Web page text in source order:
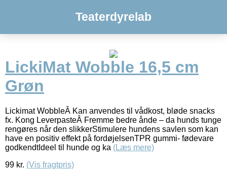
Teaterdyrelab
LickiMat Wobble 16,5 cm
Grøn
Lickimat WobbleÂ Kan anvendes til vådkost, bløde snacks
fx. Kong LeverpasteÂ Fremme bedre ånde – da hunds tunge
rengøres når den slikkerStimulere hundens savlen som kan
have en positiv effekt på fordøjelsenTPR gummi- fødevare
godkendtIdeel til hunde og ka (Læs mere)
99 kr. (Vis fragtpris)